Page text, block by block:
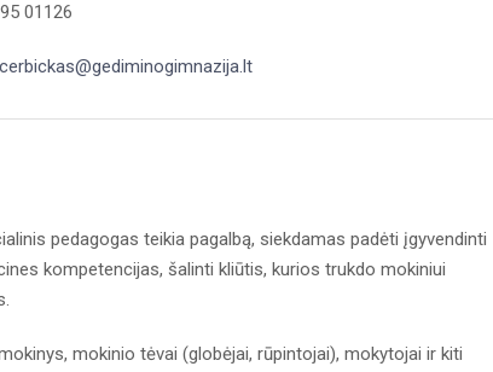
01126
pedagogas teikia pagalbą, siekdamas padėti įgyvendinti
kompetencijas, šalinti kliūtis, kurios trukdo mokiniui
mokinio tėvai (globėjai, rūpintojai), mokytojai ir kiti